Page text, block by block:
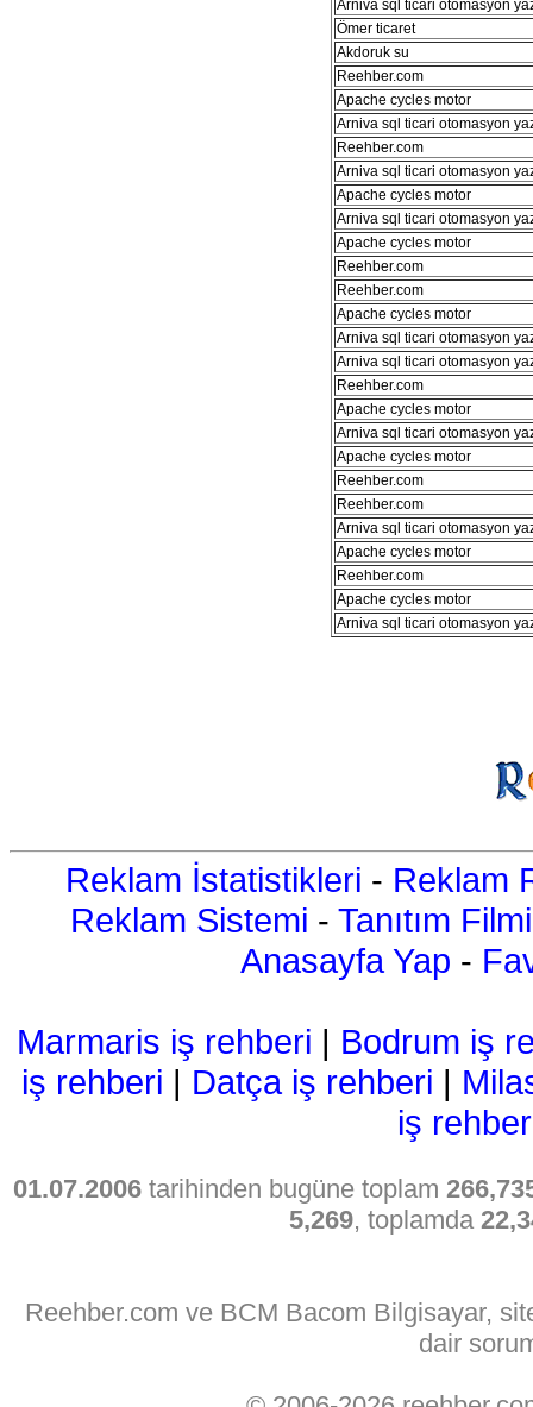
Arniva sql ticari otomasyon
Ömer ticaret
Akdoruk su
Reehber.com
Apache cycles motor
Arniva sql ticari otomasyon
Reehber.com
Arniva sql ticari otomasyon
Apache cycles motor
Arniva sql ticari otomasyon
Apache cycles motor
Reehber.com
Reehber.com
Apache cycles motor
Arniva sql ticari otomasyon
Arniva sql ticari otomasyon
Reehber.com
Apache cycles motor
Arniva sql ticari otomasyon
Apache cycles motor
Reehber.com
Reehber.com
Arniva sql ticari otomasyon
Apache cycles motor
Reehber.com
Apache cycles motor
Arniva sql ticari otomasyon
Reklam İstatistikleri - Reklam
Reklam Sistemi - Tanıtım Filmi
Anasayfa Yap -
Marmaris iş rehberi | Bodrum iş
iş rehberi | Datça iş rehberi |
iş
01.07.2006 tarihinden bugüne toplam
5,269, toplamda
Reehber.com ve BCM Bacom Bilgisayar,
dair